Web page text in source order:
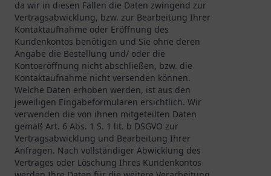
da wir in diesen Fällen die Daten zwingend zur
Vertragsabwicklung, bzw. zur Bearbeitung Ihrer
Kontaktaufnahme oder Eröffnung des
Kundenkontos benötigen und Sie ohne deren
Angabe die Bestellung und/ oder die
Kontoeröffnung nicht abschließen, bzw. die
Kontaktaufnahme nicht versenden können.
Welche Daten erhoben werden, ist aus den
jeweiligen Eingabeformularen ersichtlich. Wir
verwenden die von ihnen mitgeteilten Daten
gemäß Art. 6 Abs. 1 S. 1 lit. b DSGVO zur
Vertragsabwicklung und Bearbeitung Ihrer
Anfragen. Nach vollständiger Abwicklung des
Vertrages oder Löschung Ihres Kundenkontos